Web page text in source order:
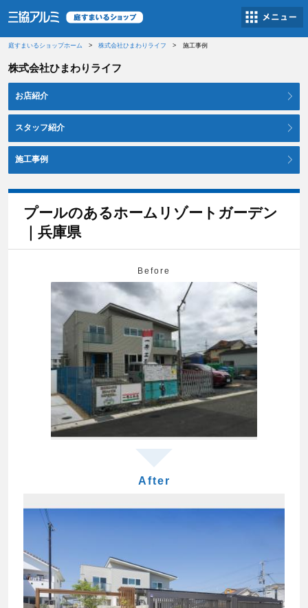
庭すまいるショップホーム 株式会社ひまわりライフ 施工事例
株式会社ひまわりライフ
お店紹介
スタッフ紹介
施工事例
プールのあるホームリゾートガーデン
｜兵庫県
Before
After